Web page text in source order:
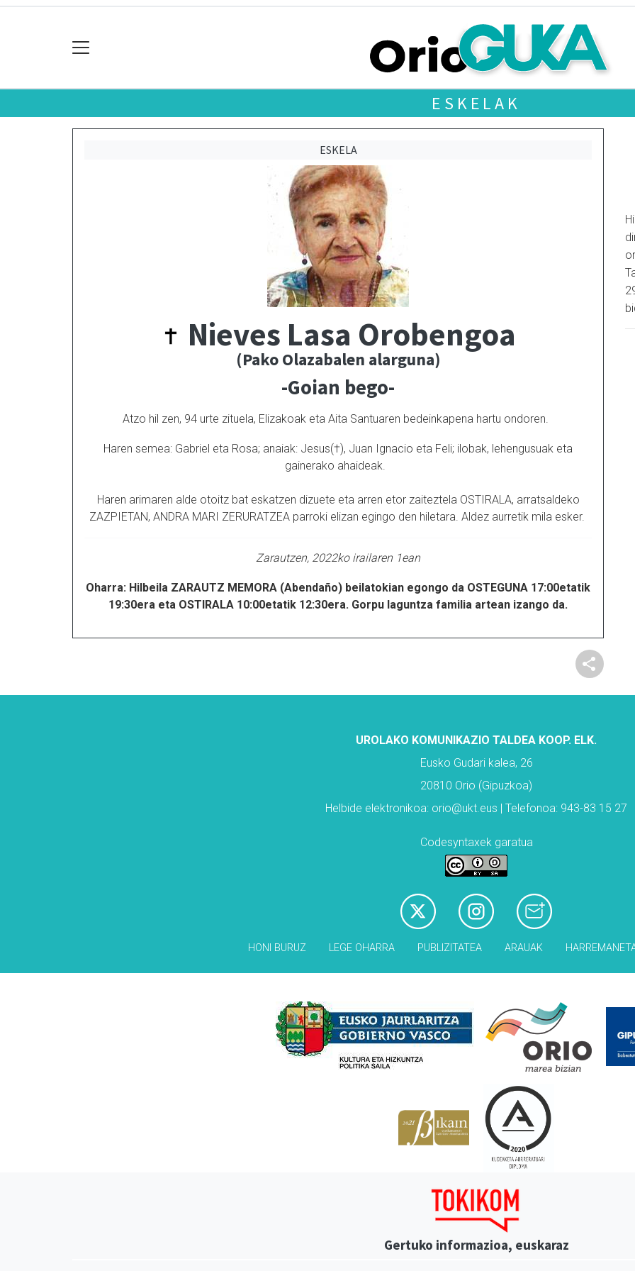
ESKELAK
ESKELA
Nieves Lasa Orobengoa
(Pako Olazabalen alarguna)
-Goian bego-
Atzo hil zen, 94 urte zituela, Elizakoak eta Aita Santuaren bedeinkapena hartu ondoren.
Haren semea: Gabriel eta Rosa; anaiak: Jesus(†), Juan Ignacio eta Feli; ilobak, lehengusuak eta
gainerako ahaideak.
Haren arimaren alde otoitz bat eskatzen dizuete eta arren etor zaiteztela OSTIRALA, arratsaldeko
ZAZPIETAN, ANDRA MARI ZERURATZEA parroki elizan egingo den hiletara. Aldez aurretik mila esker.
Zarautzen, 2022ko irailaren 1ean
Oharra: Hilbeila ZARAUTZ MEMORA (Abendaño) beilatokian egongo da OSTEGUNA 17:00etatik
19:30era eta OSTIRALA 10:00etatik 12:30era. Gorpu laguntza familia artean izango da.
UROLAKO KOMUNIKAZIO TALDEA KOOP. ELK.
Eusko Gudari kalea, 26
20810 Orio (Gipuzkoa)
Helbide elektronikoa: orio@ukt.eus | Telefonoa: 943-83 15 27
Codesyntaxek garatua
HONI BURUZ LEGE OHARRA PUBLIZITATEA ARAUAK
Gertuko informazioa, euskaraz